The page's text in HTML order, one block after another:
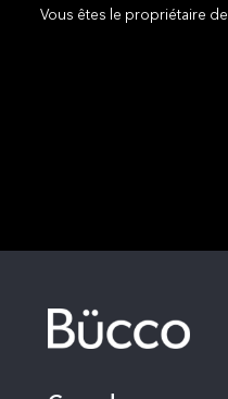
Vous êtes le propriétaire